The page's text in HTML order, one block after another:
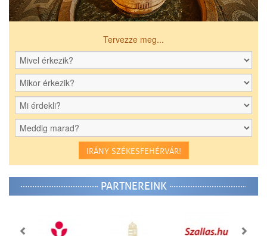
Tervezze meg...
IRÁNY SZÉKESFEHÉRVÁR!
PARTNEREINK